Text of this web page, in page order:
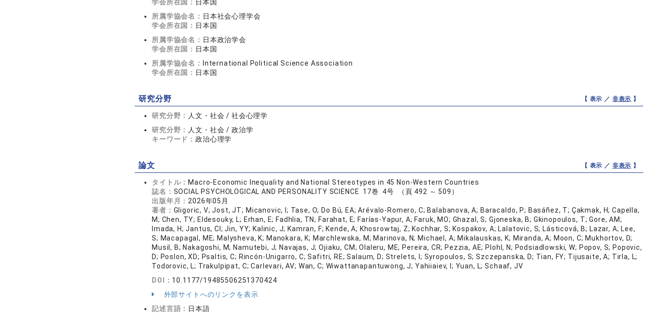
学会所在国： 日本国
所属学協会名： 日本社会心理学会
学会所在国： 日本国
所属学協会名： 日本政治学会
学会所在国： 日本国
所属学協会名：
International Political Science Association
学会所在国： 日本国
研究分野 【 表示 ／ 非表示 】
研究分野： 人文・社会 / 社会心理学
研究分野： 人文・社会 / 政治学
キーワード：政治心理学
論文 【 表示 ／ 非表示 】
タイトル： Macro-Economic Inequality and National Stereotypes in 45 Non-Western Countries
誌名： SOCIAL PSYCHOLOGICAL AND PERSONALITY SCIENCE 17巻 4号 （頁 492 ～ 509）
出版年月： 2026年05月
著者： Gligoric, V; Jost, JT; Micanovic, I; Tase, O; Do Bú, EA; Arévalo-Romero, C; Balabanova, A; Baracaldo, P; Basáñez, T; Çakmak, H; Capella,
M; Chen, TY; Eldesouky, L; Erhan, E; Fadhlia, TN; Farahat, E; Farías-Yapur, A; Faruk, MO; Ghazal, S; Gjoneska, B; Gkinopoulos, T; Gore, AM;
Imada, H; Jantus, CI; Jin, YY; Kalinic, J; Kamran, F; Kende, A; Khosrowtaj, Z; Kochhar, S; Kospakov, A; Lalatovic, S; Lásticová, B; Lazar, A; Lee,
S; Macapagal, ME; Malysheva, K; Manokara, K; Marchlewska, M; Marinova, N; Michael, A; Mikalauskas, K; Miranda, A; Moon, C; Mukhortov, D;
Musil, B; Nakagoshi, M; Namutebi, J; Navajas, J; Ojiaku, CM; Olaleru, ME; Pereira, CR; Pezzia, AE; Plohl, N; Podsiadlowski, W; Popov, S; Popovic,
D; Poslon, XD; Psaltis, C; Rincón-Unigarro, C; Safitri, RE; Salaum, D; Strelets, I; Syropoulos, S; Szczepanska, D; Tian, FY; Tijusaite, A; Tirla, L;
Todorovic, L; Trakulpipat, C; Carlevari, AV; Wan, C; Wiwattanapantuwong, J; Yahiiaiev, I; Yuan, L; Schaaf, JV
DOI： 10.1177/19485506251370424
外部サイトへのリンクを表示
記述言語： 日本語